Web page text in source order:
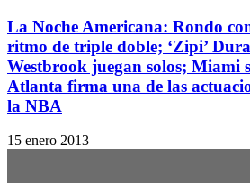
La Noche Americana: Rondo
ritmo de triple doble; ‘Zipi’
Westbrook juegan solos; Miami
Atlanta firma una de las
la NBA
15 enero 2013